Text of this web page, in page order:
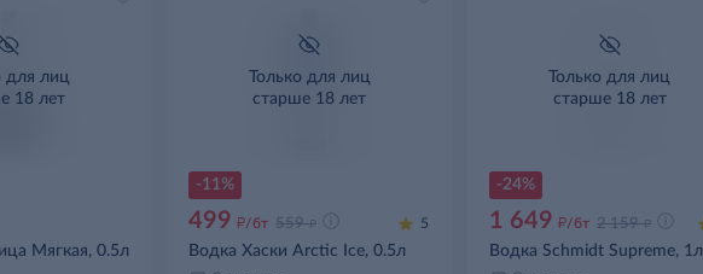
для лиц
18 лет
Мягкая, 0.5л
-11%
Только для лиц
старше 18 лет
499 д/бт 559 д 5
Водка Хаски Arctic Ice, 0.5л
-24%
Только для лиц
старше 18 лет
1 649 д/бт 2 159 д
Водка Schmidt Supreme, 1л